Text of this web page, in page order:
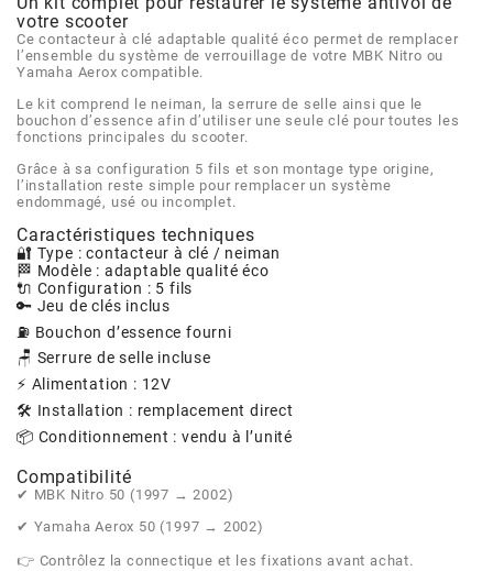
CABLERIE
STICKERS
BON PLAN
MOTEUR SOLEX
PARTIE CYCLE SOLEX
CHASSIS
FREINAGE
CABLERIE
ELECTRICITE
VARIATION
EMBRAYAGE
TRANSMISSION
REFROIDISSEMENT
RESERVOIR
DEMARRAGE
CARTER
POSTE DE PILOTAGE
CHASSIS
FREINAGE
ECLAIRAGE
ELECTRICITE
CABLERIE
CARROSSERIE
AM6 ALL DAY
DERBI E3 ALL DAY
AGP
AIRSAL
AJP
ALGI
ALLPRO
ALT-1
ARCHIVE
votre scooter
Ce contacteur à clé adaptable qualité éco permet de remplacer
l’ensemble du système de verrouillage de votre MBK Nitro ou
Yamaha Aerox compatible.
Le kit comprend le neiman, la serrure de selle ainsi que le
bouchon d’essence afin d’utiliser une seule clé pour toutes les
fonctions principales du scooter.
Grâce à sa configuration 5 fils et son montage type origine,
l’installation reste simple pour remplacer un système
endommagé, usé ou incomplet.
Caractéristiques techniques
🔐 Type : contacteur à clé / neiman
🏁 Modèle : adaptable qualité éco
🔌 Configuration : 5 fils
🔑 Jeu de clés inclus
⛽ Bouchon d’essence fourni
🪑 Serrure de selle incluse
⚡ Alimentation : 12V
🛠️ Installation : remplacement direct
📦 Conditionnement : vendu à l’unité
Compatibilité
✔ MBK Nitro 50 (1997 → 2002)
✔ Yamaha Aerox 50 (1997 → 2002)
👉 Contrôlez la connectique et les fixations avant achat.